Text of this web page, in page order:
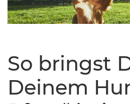
So bringst
Deinem